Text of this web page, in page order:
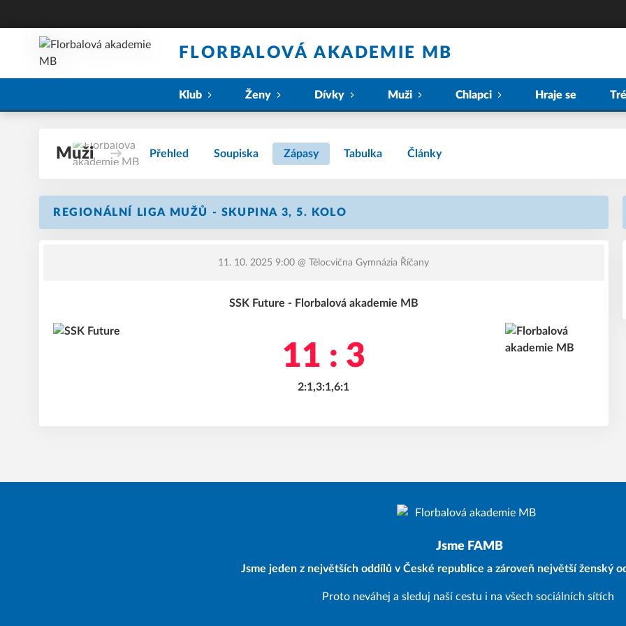
FLORBALOVÁ AKADEMIE MB
Klub Ženy Dívky Muži Chlapci Hraje se
Muži Přehled Soupiska Zápasy Tabulka Články
REGIONÁLNÍ LIGA MUŽŮ - SKUPINA 3, 5. KOLO
11. 10. 2025 9:00 @ Tělocvična Gymnázia Říčany
SSK Future - Florbalová akademie MB
11 : 3
2:1,3:1,6:1
Jsme FAMB
Jsme jeden z největších oddílů v České republice a zároveň největší ženský
Proto neváhej a sleduj naší cestu i na všech sociálních sítích